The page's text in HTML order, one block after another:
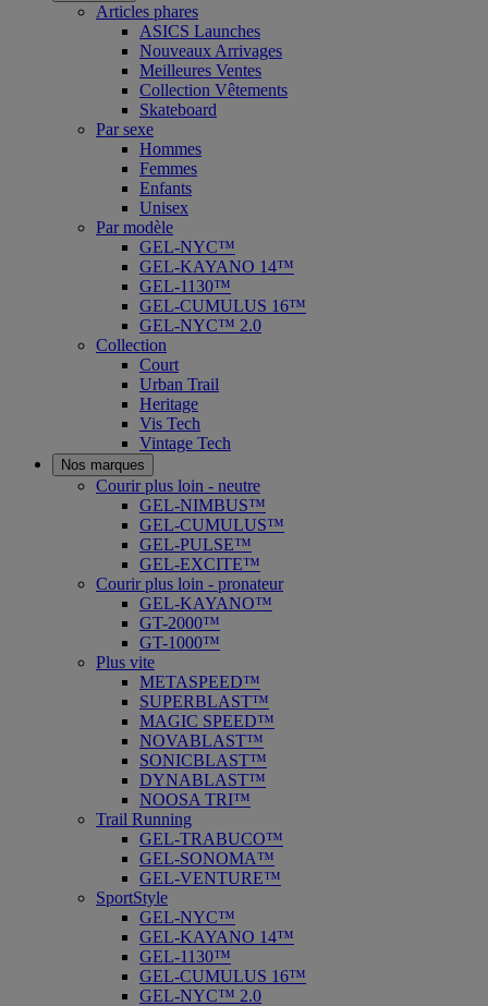
Articles phares
ASICS Launches
Nouveaux Arrivages
Meilleures Ventes
Collection Vêtements
Skateboard
Par sexe
Hommes
Femmes
Enfants
Unisex
Par modèle
GEL-NYC™
GEL-KAYANO 14™
GEL-1130™
GEL-CUMULUS 16™
GEL-NYC™ 2.0
Collection
Court
Urban Trail
Heritage
Vis Tech
Vintage Tech
Nos marques
Courir plus loin - neutre
GEL-NIMBUS™
GEL-CUMULUS™
GEL-PULSE™
GEL-EXCITE™
Courir plus loin - pronateur
GEL-KAYANO™
GT-2000™
GT-1000™
Plus vite
METASPEED™
SUPERBLAST™
MAGIC SPEED™
NOVABLAST™
SONICBLAST™
DYNABLAST™
NOOSA TRI™
Trail Running
GEL-TRABUCO™
GEL-SONOMA™
GEL-VENTURE™
SportStyle
GEL-NYC™
GEL-KAYANO 14™
GEL-1130™
GEL-CUMULUS 16™
GEL-NYC™ 2.0